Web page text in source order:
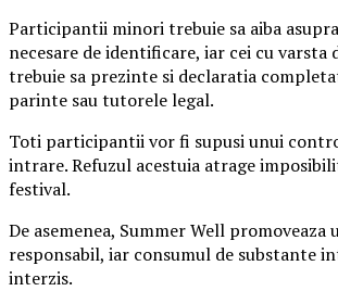
Participantii minori trebuie sa aiba
necesare de identificare, iar cei cu varsta
trebuie sa prezinte si declaratia
parinte sau tutorele legal.
Toti participantii vor fi supusi unui
intrare. Refuzul acestuia atrage
festival.
De asemenea, Summer Well promoveaza
responsabil, iar consumul de substante
interzis.